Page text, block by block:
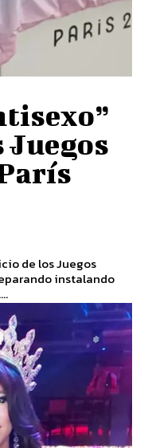
Juegos
de los Juegos
instalando